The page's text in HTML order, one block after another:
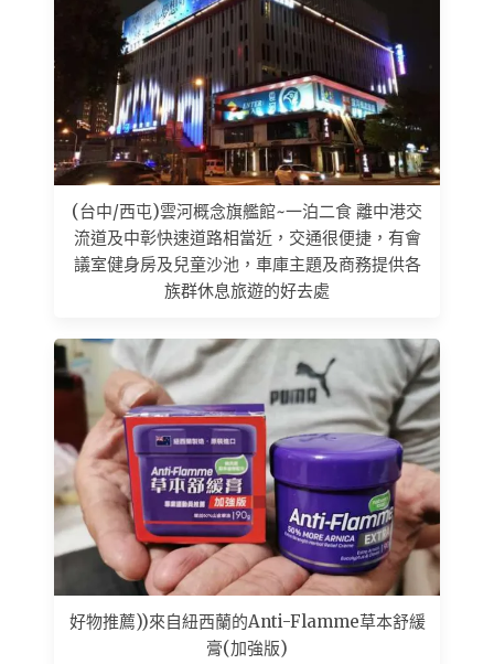
(台中/西屯)雲河概念旗艦館~一泊二食 離中港交
流道及中彰快速道路相當近，交通很便捷，有會
議室健身房及兒童沙池，車庫主題及商務提供各
族群休息旅遊的好去處
好物推薦))來自紐西蘭的Anti-Flamme草本舒緩
膏(加強版)